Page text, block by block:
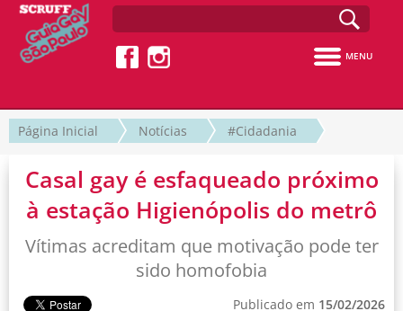
MENU
Página Inicial Notícias #Cidadania
Casal gay é esfaqueado próximo
à estação Higienópolis do metrô
Vítimas acreditam que motivação pode ter
sido homofobia
Publicado em 15/02/2026